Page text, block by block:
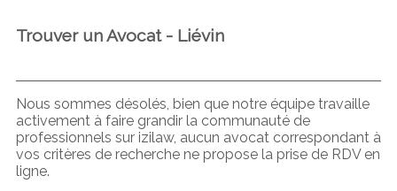
Trouver un Avocat - Liévin
Nous sommes désolés, bien que notre équipe travaille
activement à faire grandir la communauté de
professionnels sur izilaw, aucun avocat correspondant à
vos critères de recherche ne propose la prise de RDV en
ligne.